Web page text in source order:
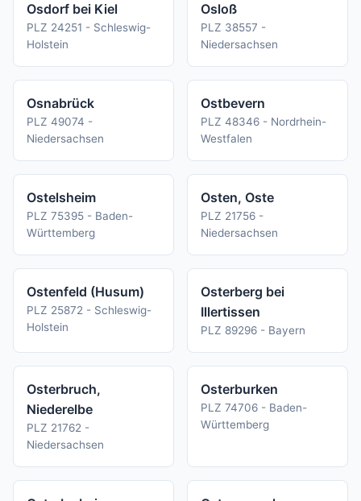
Osdorf bei Kiel
PLZ 24251 - Schleswig-
Holstein
Osloß
PLZ 38557 -
Niedersachsen
Osnabrück
PLZ 49074 -
Niedersachsen
Ostbevern
PLZ 48346 - Nordrhein-
Westfalen
Ostelsheim
PLZ 75395 - Baden-
Württemberg
Osten, Oste
PLZ 21756 -
Niedersachsen
Ostenfeld (Husum)
PLZ 25872 - Schleswig-
Holstein
Osterberg bei
Illertissen
PLZ 89296 - Bayern
Osterbruch,
Niederelbe
PLZ 21762 -
Niedersachsen
Osterburken
PLZ 74706 - Baden-
Württemberg